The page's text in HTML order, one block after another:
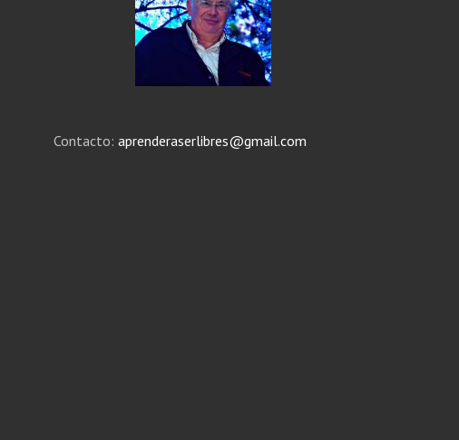
Contacto: aprenderaserlibres@gmail.com